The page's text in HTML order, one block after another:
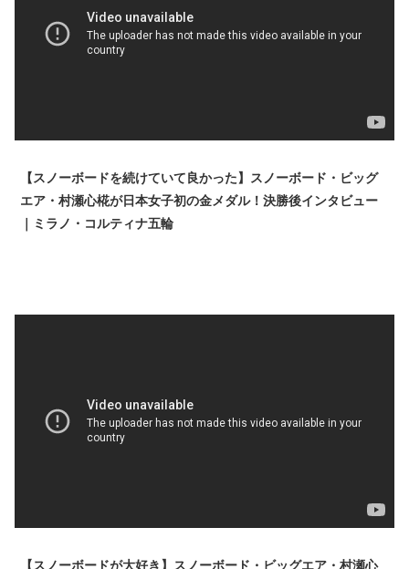
【スノーボードを続けていて良かった】スノーボード・ビッグ
エア・村瀬心椛が日本女子初の金メダル！決勝後インタビュー
｜ミラノ・コルティナ五輪
【スノーボードが大好き】スノーボード・ビッグエア・村瀬心